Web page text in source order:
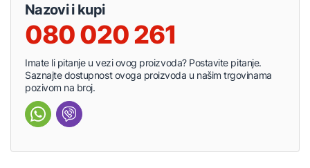
Nazovi i kupi
080 020 261
Imate li pitanje u vezi ovog proizvoda? Postavite pitanje.
Saznajte dostupnost ovoga proizvoda u našim trgovinama
pozivom na broj.